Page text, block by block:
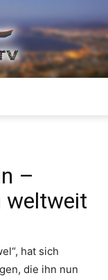
–
weltweit
hat sich
die ihn nun